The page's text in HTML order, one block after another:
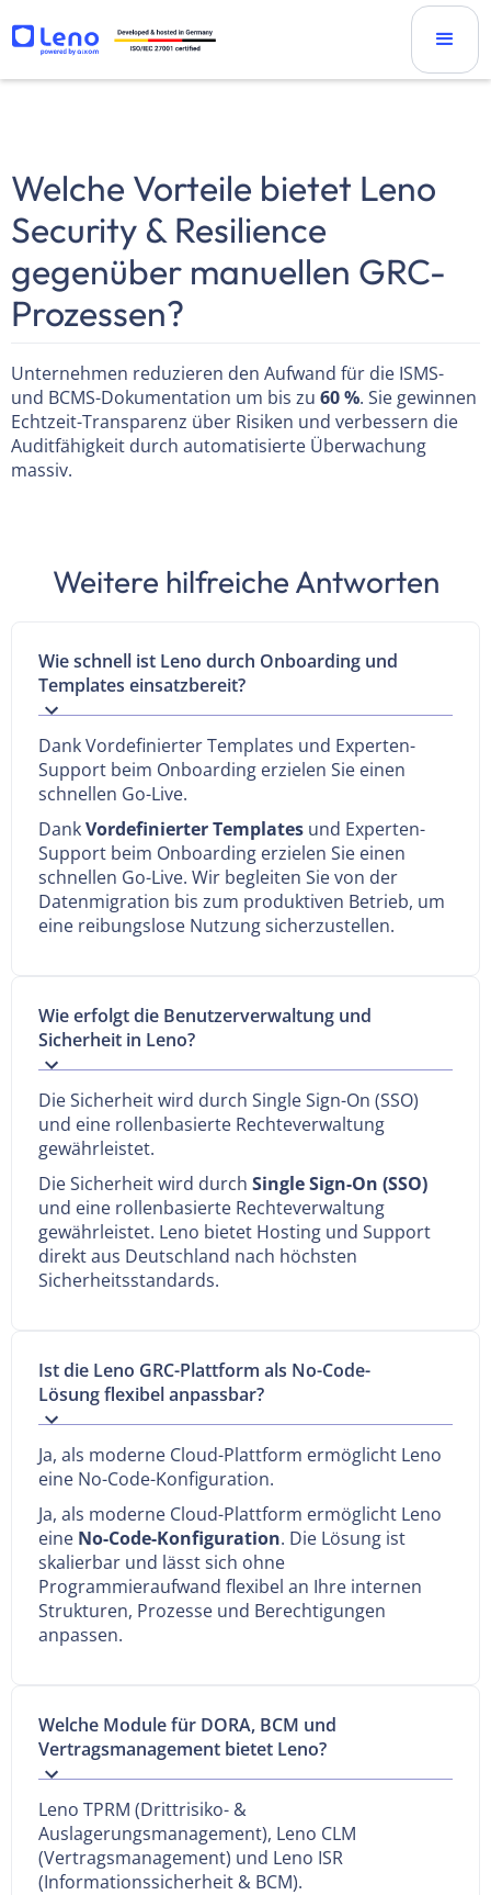
Welche Vorteile bietet Leno
Security & Resilience
gegenüber manuellen GRC-
Prozessen?
Unternehmen reduzieren den Aufwand für die ISMS-
und BCMS-Dokumentation um bis zu 60 %. Sie gewinnen
Echtzeit-Transparenz über Risiken und verbessern die
Auditfähigkeit durch automatisierte Überwachung
massiv.
Weitere hilfreiche Antworten
Wie schnell ist Leno durch Onboarding und
Templates einsatzbereit?
Dank Vordefinierter Templates und Experten-
Support beim Onboarding erzielen Sie einen
schnellen Go-Live.
DankVordefinierter Templates und Experten-
Support beim Onboarding erzielen Sie einen
schnellen Go-Live. Wir begleiten Sie von der
Datenmigration bis zum produktiven Betrieb, um
eine reibungslose Nutzung sicherzustellen.
Wie erfolgt die Benutzerverwaltung und
Sicherheit in Leno?
Die Sicherheit wird durch Single Sign-On (SSO)
und eine rollenbasierte Rechteverwaltung
gewährleistet.
Die Sicherheit wird durch Single Sign-On (SSO)
und eine rollenbasierte Rechteverwaltung
gewährleistet. Leno bietet Hosting und Support
direkt aus Deutschland nach höchsten
Sicherheitsstandards.
Ist die Leno GRC-Plattform als No-Code-
Lösung flexibel anpassbar?
Ja, als moderne Cloud-Plattform ermöglicht Leno
eine No-Code-Konfiguration.
Ja, als moderne Cloud-Plattform ermöglicht Leno
eine No-Code-Konfiguration. Die Lösung ist
skalierbar und lässt sich ohne
Programmieraufwand flexibel an Ihre internen
Strukturen, Prozesse und Berechtigungen
anpassen.
Welche Module für DORA, BCM und
Vertragsmanagement bietet Leno?
Leno TPRM (Drittrisiko- &
Auslagerungsmanagement), Leno CLM
(Vertragsmanagement) und Leno ISR
(Informationssicherheit & BCM).